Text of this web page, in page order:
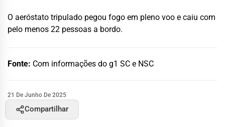
O aeróstato tripulado pegou fogo em pleno voo e caiu com
pelo menos 22 pessoas a bordo.
Fonte: Com informações do g1 SC e NSC
21 De Junho De 2025
Compartilhar